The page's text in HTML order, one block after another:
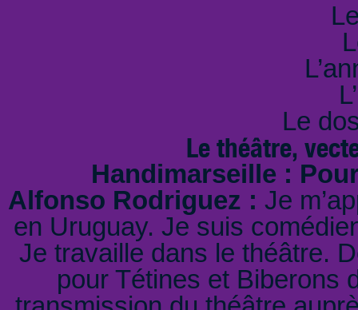
Le
Le théâtre,
Handimarseille :
Alfonso Rodriguez : Je
en Uruguay. Je suis
Je travaille dans le théâtre.
pour Tétines et Biberons